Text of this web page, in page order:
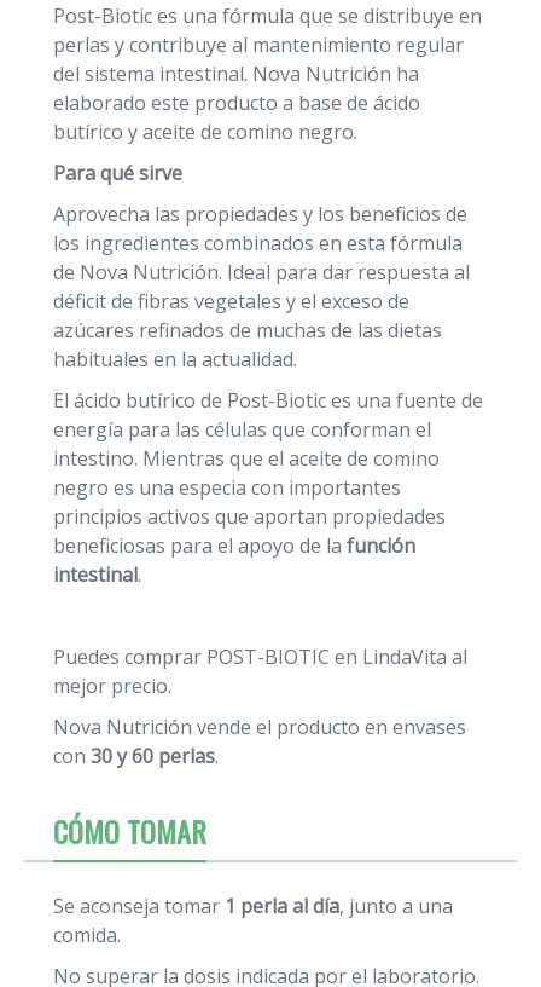
Post-Biotic es una fórmula que se distribuye en
perlas y contribuye al mantenimiento regular
del sistema intestinal. Nova Nutrición ha
elaborado este producto a base de ácido
butírico y aceite de comino negro.
Para qué sirve
Aprovecha las propiedades y los beneficios de
los ingredientes combinados en esta fórmula
de Nova Nutrición. Ideal para dar respuesta al
déficit de fibras vegetales y el exceso de
azúcares refinados de muchas de las dietas
habituales en la actualidad.
El ácido butírico de Post-Biotic es una fuente de
energía para las células que conforman el
intestino. Mientras que el aceite de comino
negro es una especia con importantes
principios activos que aportan propiedades
beneficiosas para el apoyo de la función
intestinal.
Puedes comprar POST-BIOTIC en LindaVita al
mejor precio.
Nova Nutrición vende el producto en envases
con 30 y 60 perlas.
CÓMO TOMAR
Se aconseja tomar 1 perla al día, junto a una
comida.
No superar la dosis indicada por el laboratorio.